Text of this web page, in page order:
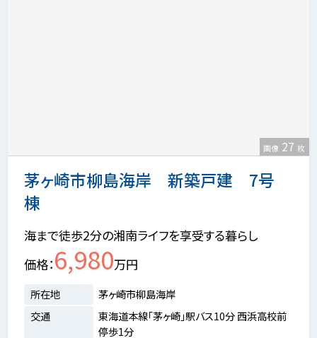
茅ヶ崎市柳島海岸 新築戸建 7号
棟
画像 27 枚
海まで徒歩2分の湘南ライフを享受する暮らし
価格 6,980万円
所在地
茅ヶ崎市柳島海岸
交通
東海道本線「茅ヶ崎」駅バス10分 西浜高校前
停歩1分